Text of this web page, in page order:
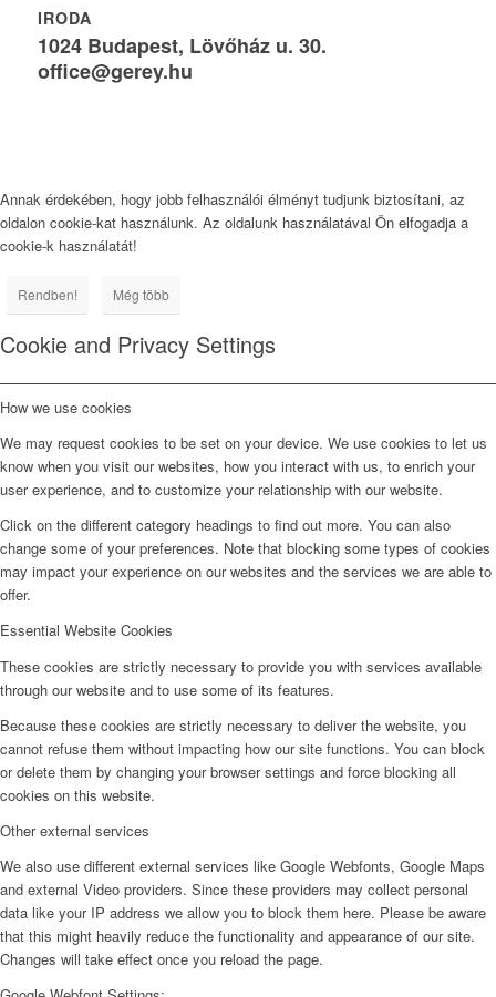
IRODA
1024 Budapest, Lövőház u. 30.
office@gerey.hu
Annak érdekében, hogy jobb felhasználói élményt tudjunk biztosítani, az
oldalon cookie-kat használunk. Az oldalunk használatával Ön elfogadja a
cookie-k használatát!
Rendben! Még több
Cookie and Privacy Settings
How we use cookies
We may request cookies to be set on your device. We use cookies to let us
know when you visit our websites, how you interact with us, to enrich your
user experience, and to customize your relationship with our website.
Click on the different category headings to find out more. You can also
change some of your preferences. Note that blocking some types of cookies
may impact your experience on our websites and the services we are able to
offer.
Essential Website Cookies
These cookies are strictly necessary to provide you with services available
through our website and to use some of its features.
Because these cookies are strictly necessary to deliver the website, you
cannot refuse them without impacting how our site functions. You can block
or delete them by changing your browser settings and force blocking all
cookies on this website.
Other external services
We also use different external services like Google Webfonts, Google Maps
and external Video providers. Since these providers may collect personal
data like your IP address we allow you to block them here. Please be aware
that this might heavily reduce the functionality and appearance of our site.
Changes will take effect once you reload the page.